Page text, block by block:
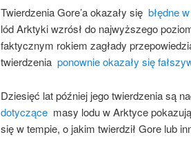
Twierdzenia Gore’a okazały się błędne
lód Arktyki wzrósł do najwyższego
faktycznym rokiem zagłady
twierdzenia ponownie okazały się
Dziesięć lat później jego twierdzenia są
dotyczące masy lodu w Arktyce
się w tempie, o jakim twierdził Gore lub